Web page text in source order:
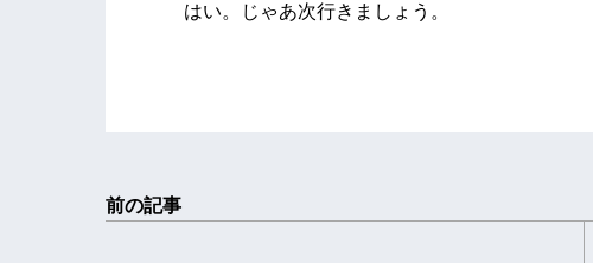
はい。じゃあ次行きましょう。
前の記事